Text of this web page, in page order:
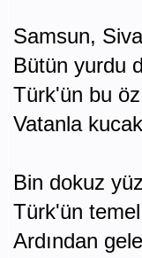
Samsun,
Bütün yurdu
Türk'ün bu öz
Vatanla
Bin dokuz
Türk'ün temel
Ardından